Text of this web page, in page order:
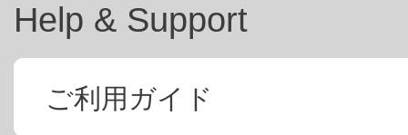
Help & Support
ご利用ガイド